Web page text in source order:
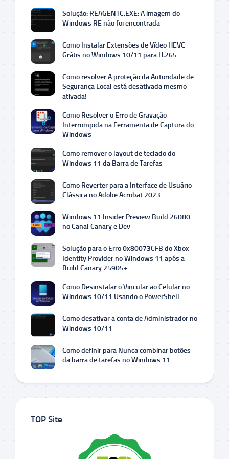
Solução: REAGENTC.EXE: A imagem do
Windows RE não foi encontrada
Como Instalar Extensões de Vídeo HEVC
Grátis no Windows 10/11 para H.265
Como resolver A proteção da Autoridade de
Segurança Local está desativada mesmo
ativada!
Como Resolver o Erro de Gravação
Interrompida na Ferramenta de Captura do
Windows
Como remover o layout de teclado do
Windows 11 da Barra de Tarefas
Como Reverter para a Interface de Usuário
Clássica no Adobe Acrobat 2023
Windows 11 Insider Preview Build 26080
no Canal Canary e Dev
Solução para o Erro 0x80073CFB do Xbox
Identity Provider no Windows 11 após a
Build Canary 25905+
Como Desinstalar o Vincular ao Celular no
Windows 10/11 Usando o PowerShell
Como desativar a conta de Administrador no
Windows 10/11
Como definir para Nunca combinar botões
da barra de tarefas no Windows 11
TOP Site